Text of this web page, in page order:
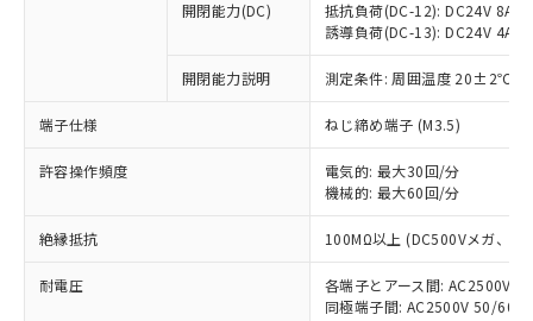
開閉能力(DC)
抵抗負荷(DC-12): DC24V 8A/
誘導負荷(DC-13): DC24V 4A/
開閉能力説明 測定条件: 周囲温度 20±2℃、
端子仕様 ねじ締め端子 (M3.5)
許容操作頻度
電気的: 最大30回/分
機械的: 最大60回/分
絶縁抵抗 100MΩ以上 (DC500Vメガ、点
耐電圧
各端子とアース間: AC2500V
同極端子間: AC2500V 50/
本サービスは、当社制御機器事業取扱
商品の当社在庫状況および標準価格
(税抜)を提供させていただくもので
当社制御機器事業取扱商品の中には、
本サービスの対象外となる商品もある
ことをご了承ください。
在庫状況および標準価格照会結果は、
記載している更新日時点での社内デー
タに基づき作成されるものであり、閲
覧された時点での実際の在庫および標
準価格とは異なる場合があることをご
調査・確認中：EU RoHS指令（10物質）の
非含有の対応状況を調査中または確認中の
非該当品：ライセンス料など無形物で、有
害物質有無と関係のない商品です。
仕入先様の事情により、非含有部品として
いたものが、含有品と判明した場合などや
むを得ず変更することがあります。
*EU RoHS指令（10物質）：
鉛(Pb) 1000ppm以下、 水銀(Hg) 1000ppm以下、 カド
六価クロム(Cr(Ⅵ)) 1000ppm以下、ポリ臭化ビフェニル
類(PBB) 1000ppm以下、ポリ臭化ジフェニルエーテル類
「○」：最大均質材料含有率が中国RoHSの
基準値以下であることを示します。
「×」：最大均質材料含有率が中国RoHSの
基準値を超えていることを示します。
「－」：未確認です。当社販売部門へお問
*中国RoHS10物質の基準値 (GB/T26572)：
Pb(鉛) :1000ppm、 Hg(水銀) : 1000ppm、 Cd(カドミウ
Cr(Ⅵ)(六価クロム) : 1000ppm、 PBBs(ポリ臭化ビフェ
当社は、これら貴社製品のうち、外国
為替および外国貿易法に定める商品
（以下｢規制貨物等」という）を輸出
または国外への提供する場合は、日本
可)を取得するなどの必要な手続きを